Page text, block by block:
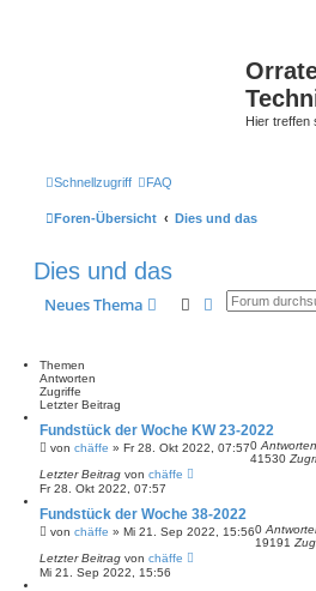
Hier treffen
Schnellzugriff FAQ
Foren-Übersicht Dies und das
Dies und das
Neues Thema SucheErweiterte
Themen
Antworten
Zugriffe
Letzter Beitrag
Fundstück der Woche KW 23-2022
von chäffe » Fr 28. Okt 2022, 07:570 Antworten
41530
Letzter Beitrag von chäffe
Fr 28. Okt 2022, 07:57
Fundstück der Woche 38-2022
von chäffe » Mi 21. Sep 2022, 15:560
19191
Letzter Beitrag von chäffe
Mi 21. Sep 2022, 15:56